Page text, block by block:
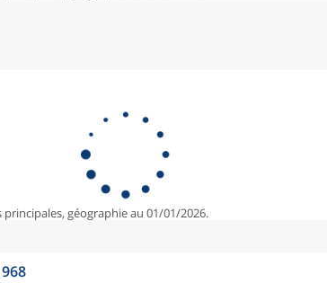
principales, géographie au 01/01/2026.